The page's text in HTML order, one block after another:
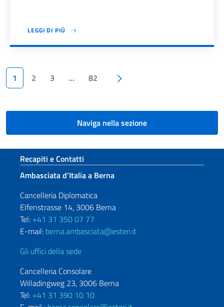
LEGGI DI PIÙ
Paginazione
1 2 3 … 82
Naviga nella sezione
Sezione footer
Recapiti e Contatti
Ambasciata d’Italia a Berna
Cancelleria Diplomatica
Elfenstrasse 14, 3006 Berna
Tel: +41 31 350 07 77
E-mail: berna.ambasciata@esteri.it
Gli uffici della sede
Cancelleria Consolare
Willadingweg 23, 3006 Berna
Tel: +41 31 390 10 10